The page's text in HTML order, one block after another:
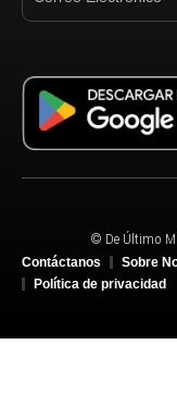
© De Último
Contáctanos
Sobre
Política de privacidad